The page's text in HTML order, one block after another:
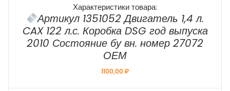
Характеристики товара:
Артикул 1351052 Двигатель 1,4 л.
CAX 122 л.с. Коробка DSG год выпуска
2010 Состояние бу вн. номер 27072
ОЕМ
1100,00₽